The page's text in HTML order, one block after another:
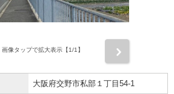
画像タップで拡大表示【1/1】
大阪府交野市私部１丁目54-1